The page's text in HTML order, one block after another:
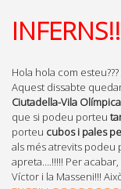
Hola hola com
Aquest dissabte
Ciutadella-Vila
que si podeu porteu
porteu cubos i pales
als més atrevits podeu
apreta….!!!!! Per
Víctor i la Masseni!!!